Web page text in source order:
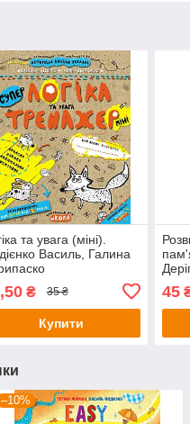
та увага (міні).
Василь, Галина
₴ 35 ₴
Купити
45
–10%